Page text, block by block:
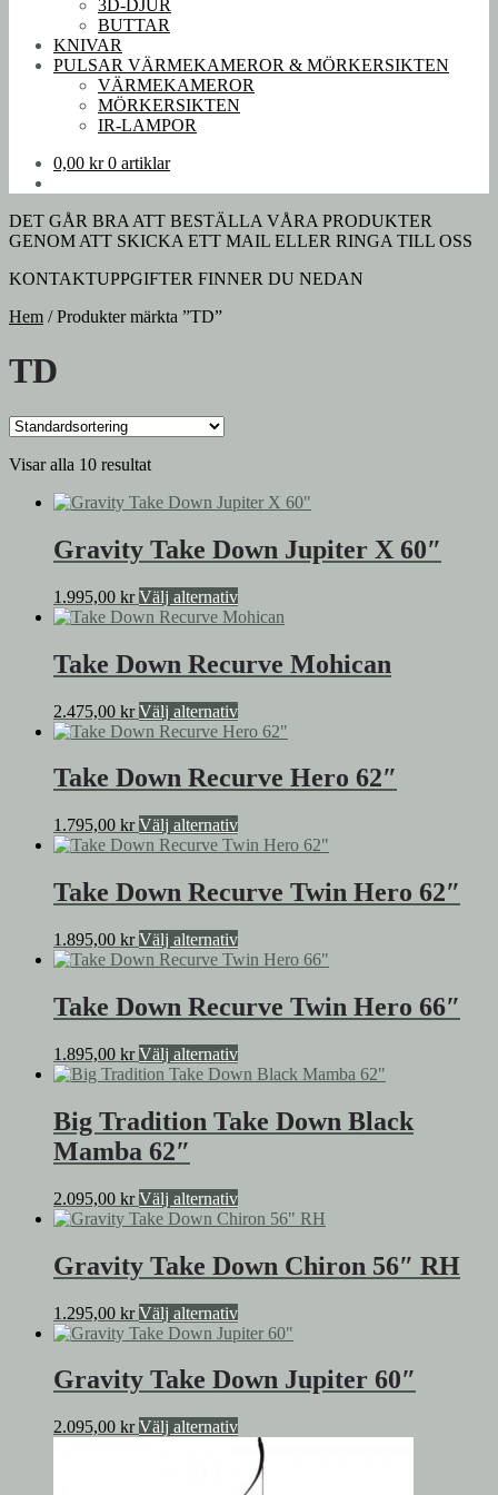
3D-DJUR
BUTTAR
KNIVAR
PULSAR VÄRMEKAMEROR & MÖRKERSIKTEN
VÄRMEKAMEROR
MÖRKERSIKTEN
IR-LAMPOR
0,00 kr 0 artiklar
DET GÅR BRA ATT BESTÄLLA VÅRA PRODUKTER
GENOM ATT SKICKA ETT MAIL ELLER RINGA TILL OSS
KONTAKTUPPGIFTER FINNER DU NEDAN
Hem /Produkter märkta ”TD”
TD
Visar alla 10 resultat
Gravity Take Down Jupiter X 60″
1.995,00 kr Välj alternativDen
här
flera
De
olika
kan
väljas
på
produktsidan
Take Down Recurve Mohican
2.475,00 kr Välj alternativDen
här
har
flera
De
olika
kan
väljas
på
produktsidan
Take Down Recurve Hero 62″
1.795,00 kr Välj alternativDen
här
flera
De
olika
kan
väljas
på
produktsidan
Take Down Recurve Twin Hero 62″
1.895,00 kr Välj alternativDen
här
flera
De
olika
kan
väljas
Take Down Recurve Twin Hero 66″
1.895,00 kr Välj alternativDen
här
har
flera
olika
alternativen
kan
på
Big Tradition Take Down Black
Mamba 62″
2.095,00 kr Välj alternativDen
här
flera
De
olika
kan
väljas
på
produktsidan
Gravity Take Down Chiron 56″ RH
1.295,00 kr Välj alternativDen
här
har
flera
De
olika
alternativen
Gravity Take Down Jupiter 60″
2.095,00 kr Välj alternativDen
här
produkten
har